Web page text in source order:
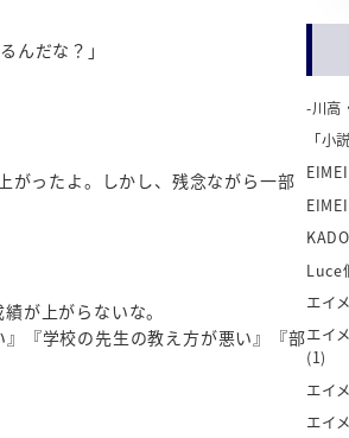
んだな？」
がったよ。しかし、残念ながら一部
が上がらないな。
『学校の先生の教え方が悪い』『部
-川高
「小
Luce
エイ
エイ
(1)
エイ
エイ